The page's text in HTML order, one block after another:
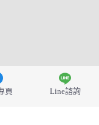
頁 Line諮詢